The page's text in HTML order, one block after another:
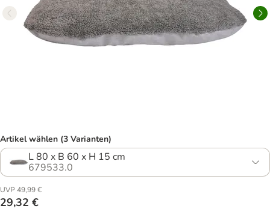
Artikel wählen (3 Varianten)
L 80 x B 60 x H 15 cm
679533.0
UVP 49,99 €
29,32 €